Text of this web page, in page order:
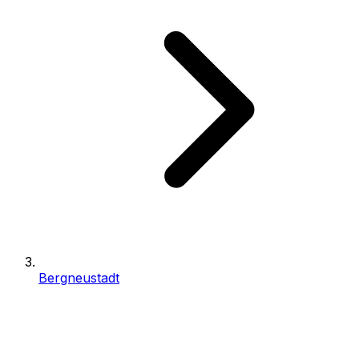
Bergneustadt